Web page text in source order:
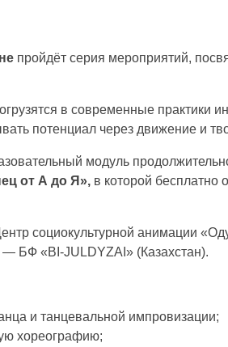
пройдёт серия мероприятий,
в современные
потенциал через движение и
модуль
от А до Я», в которой бесплатно
социокультурной анимации
— БФ «BI-JULDYZAI» (Казахстан).
и танцевальной импровизации;
хореографию;